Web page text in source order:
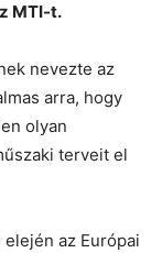
MTI-t.
nevezte az
arra, hogy
olyan
terveit el
az Európai